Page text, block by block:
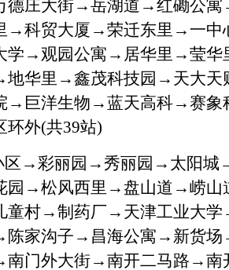
德庄大街→岳湖道→红磡公
→科贸大厦→荣迁东里→一中
学→观园公寓→居华里→莹华
华里→鑫茂科技园→天大
→巨洋生物→蓝天高科→赛象
外(共39站)
区→彩丽园→秀丽园→太阳城
园→松风西里→盘山道→崂
村→制药厂→天津工业大
家沟子→昌海公寓→新货
门外大街→南开二马路→南